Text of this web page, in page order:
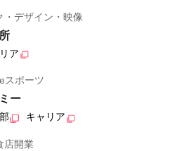
・デザイン・映像
ア
スポーツ
ー
キャリア
店開業